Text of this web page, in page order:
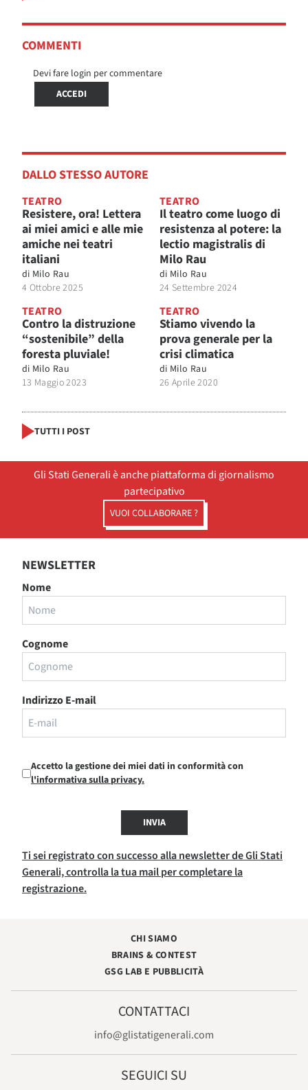
COMMENTI
Devi fare login per commentare
ACCEDI
DALLO STESSO AUTORE
TEATRO
Resistere, ora! Lettera
ai miei amici e alle mie
amiche nei teatri
italiani
di Milo Rau
4 Ottobre 2025
TEATRO
Il teatro come luogo di
resistenza al potere: la
lectio magistralis di
Milo Rau
di Milo Rau
24 Settembre 2024
TEATRO
Contro la distruzione
“sostenibile” della
foresta pluviale!
di Milo Rau
13 Maggio 2023
TEATRO
Stiamo vivendo la
prova generale per la
crisi climatica
di Milo Rau
26 Aprile 2020
TUTTI I POST
Gli Stati Generali è anche piattaforma di giornalismo
partecipativo
VUOI COLLABORARE ?
NEWSLETTER
Nome
Cognome
Indirizzo E-mail
Accetto la gestione dei miei dati in conformità con
l'informativa sulla privacy.
INVIA
Ti sei registrato con successo alla newsletter de Gli Stati
Generali, controlla la tua mail per completare la
registrazione.
CHI SIAMO
BRAINS & CONTEST
GSG LAB E PUBBLICITÀ
CONTATTACI
info@glistatigenerali.com
SEGUICI SU